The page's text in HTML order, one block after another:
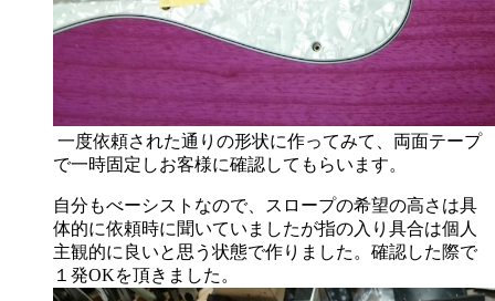
一度依頼された通りの形状に作ってみて、両面テープ
で一時固定しお客様に確認してもらいます。
自分もべーシストなので、スロープの希望の高さは具
体的に依頼時に聞いていましたが指の入り具合は個人
主観的に良いと思う状態で作りました。確認した際で
１発OKを頂きました。